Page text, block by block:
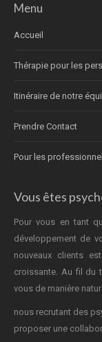
Menu
Accueil
Thérapie pour les
Itinéraire de notre
Prendre Contact
Pour les
Vous êtes
Pour vous en tant
développement de
nouveaux clients
croissante. Au fil du
vous de manière
nous recrutant des
proposer une